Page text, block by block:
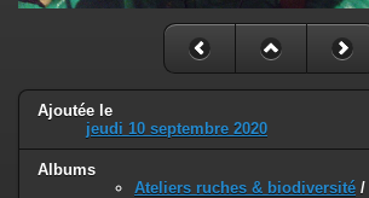
Ajoutée le
jeudi 10 septembre 2020
Albums
Ateliers ruches & biodiversité /